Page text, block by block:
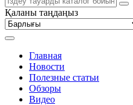
Қаланы таңдаңыз
Главная
Новости
Полезные статьи
Обзоры
Видео